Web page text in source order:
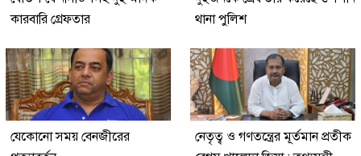
কারবারি গ্রেফতার
থানা পুলিশ
যেকোনো সময় বেনজীরের
নেতৃত্ব ও গণতন্ত্রের মূর্তমান প্রতীক